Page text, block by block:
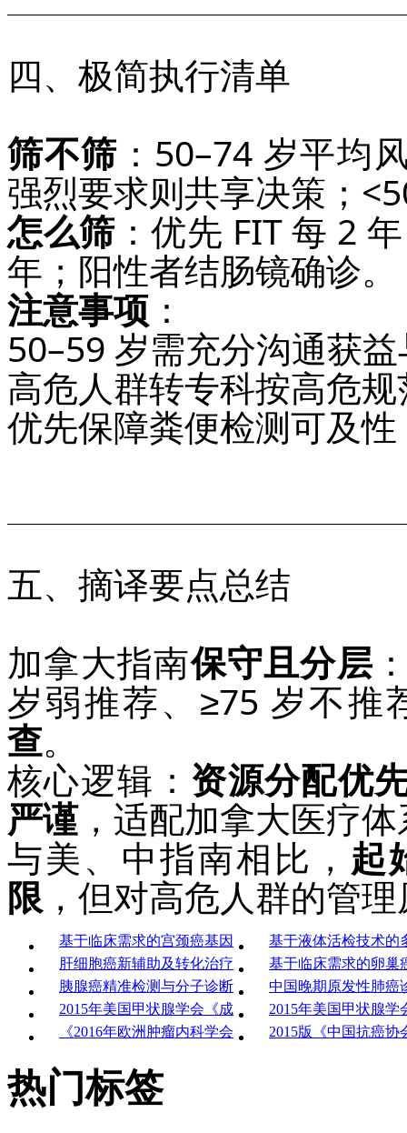
四、极简执行清单
筛不筛 ：50–74 岁平均
强烈要求则共享决策；
怎么筛：优先 FIT 每 2
年；阳性者结肠镜确诊。
注意事项 ：
50–59 岁需充分沟通获
高危人群转专科按高危
优先保障粪便检测可及
五、摘译要点总结
加拿大指南保守且分层
岁弱推荐、≥75 岁不推
查。
核心逻辑： 资源分配优
严谨，适配加拿大医疗
与美、中指南相比， 起
限 ，但对高危人群的管
基于临床需求的宫颈癌基因
基于液体活检技术的
肝细胞癌新辅助及转化治疗
基于临床需求的卵巢
胰腺癌精准检测与分子诊断
中国晚期原发性肺癌
2015年美国甲状腺学会《成
2015年美国甲状腺学
《2016年欧洲肿瘤内科学会
2015版《中国抗癌协
热门标签